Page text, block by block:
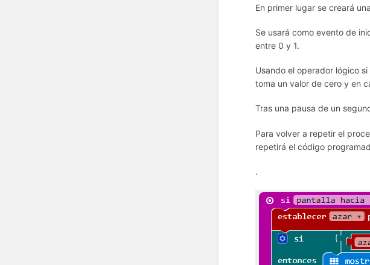
En primer lugar se creará
Se usará como evento de
entre 0 y 1.
Usando el operador lógico
toma un valor de cero y en
Tras una pausa de un
Para volver a repetir el
repetirá el código
.